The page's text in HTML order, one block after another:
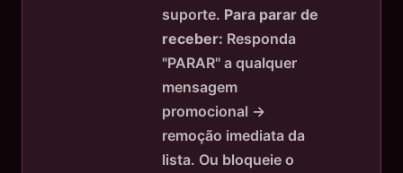
suporte. Para parar de
receber: Responda
"PARAR" a qualquer
mensagem
promocional →
remoção imediata da
lista. Ou bloqueie o